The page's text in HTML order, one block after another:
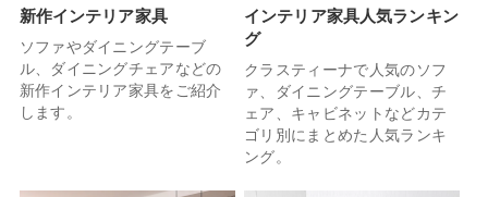
新作インテリア家具
ソファやダイニングテーブ
ル、ダイニングチェアなどの
新作インテリア家具をご紹介
します。
インテリア家具人気ランキン
グ
クラスティーナで人気のソフ
ァ、ダイニングテーブル、チ
ェア、キャビネットなどカテ
ゴリ別にまとめた人気ランキ
ング。